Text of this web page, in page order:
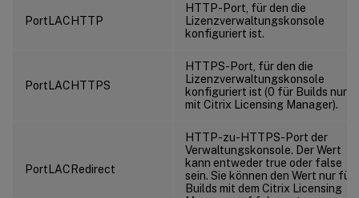
PortLACHTTP
HTTP-Port, für den die
Lizenzverwaltungskonsole
konfiguriert ist.
PortLACHTTPS
HTTPS-Port, für den die
Lizenzverwaltungskonsole
konfiguriert ist (0 für Builds nur
mit Citrix Licensing Manager).
PortLACRedirect
HTTP-zu-HTTPS-Port der
Verwaltungskonsole. Der Wert
kann entweder true oder false
sein. Sie können den Wert nur für
Builds mit dem Citrix Licensing